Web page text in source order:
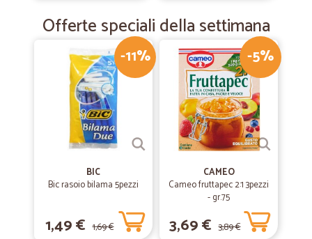
Offerte speciali della settimana
-11%
BIC
Bic rasoio bilama 5pezzi
1,49 € 1,69 €
-5%
CAMEO
Cameo fruttapec 2:1 3pezzi
- gr.75
3,69 € 3,89 €